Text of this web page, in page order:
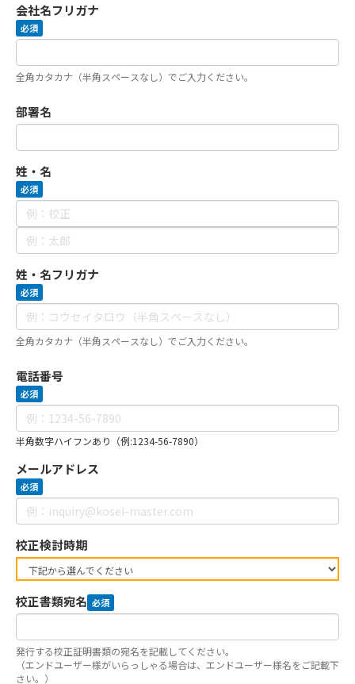
会社名フリガナ
必須
全角カタカナ（半角スペースなし）でご入力ください。
部署名
姓・名
必須
姓・名フリガナ
必須
全角カタカナ（半角スペースなし）でご入力ください。
電話番号
必須
半角数字ハイフンあり（例:1234-56-7890）
メールアドレス
必須
校正検討時期
校正書類宛名 必須
発行する校正証明書類の宛名を記載してください。
（エンドユーザー様がいらっしゃる場合は、エンドユーザー様名をご記載下
さい。）